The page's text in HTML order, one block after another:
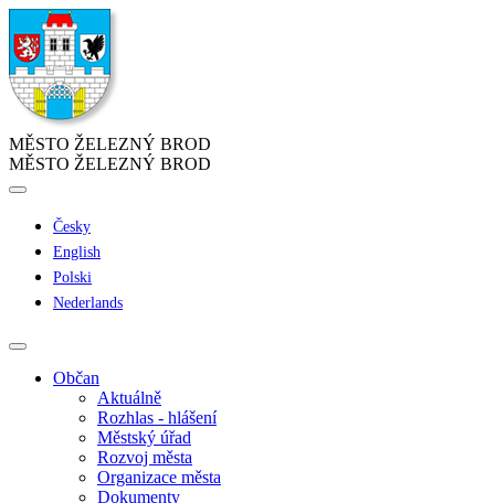
MĚSTO ŽELEZNÝ BROD
MĚSTO ŽELEZNÝ BROD
Česky
English
Polski
Nederlands
Občan
Aktuálně
Rozhlas - hlášení
Městský úřad
Rozvoj města
Organizace města
Dokumenty